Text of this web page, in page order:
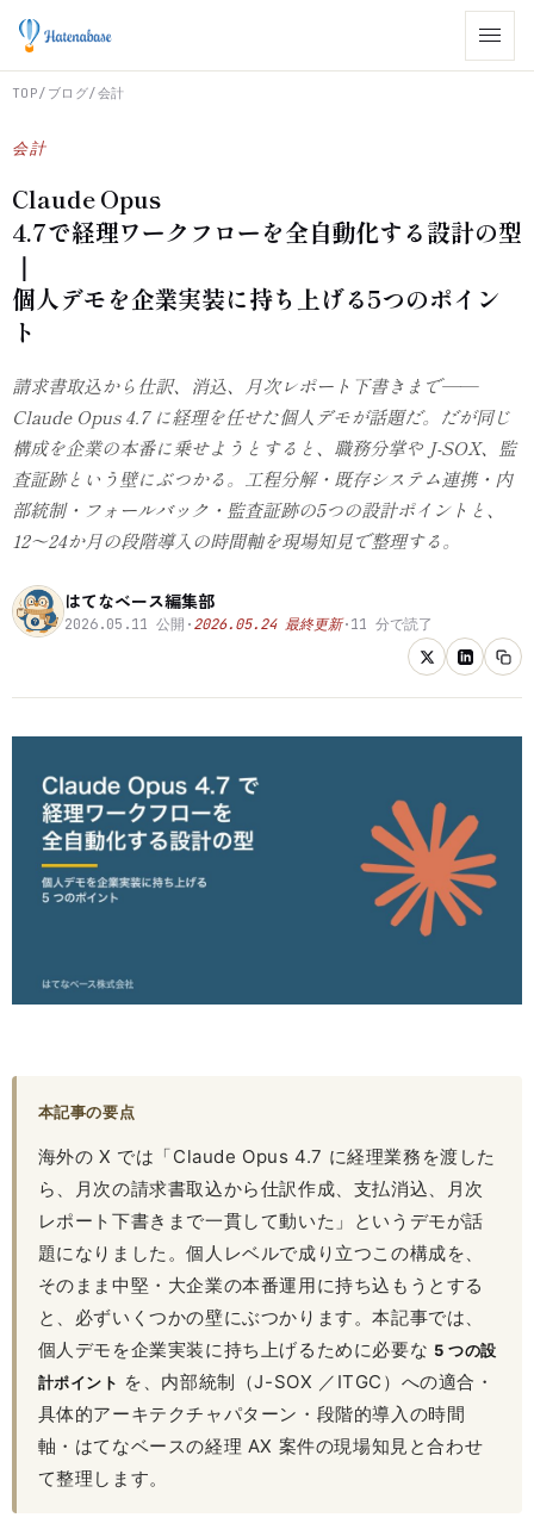
TOP/ ブログ/会計
会計
Claude Opus
4.7で経理ワークフローを全自動化する設計の型
｜
個人デモを企業実装に持ち上げる5つのポイン
ト
請求書取込から仕訳、消込、月次レポート下書きまで——
Claude Opus 4.7 に経理を任せた個人デモが話題だ。だが同じ
構成を企業の本番に乗せようとすると、職務分掌や J-SOX、監
査証跡という壁にぶつかる。工程分解・既存システム連携・内
部統制・フォールバック・監査証跡の5つの設計ポイントと、
12〜24か月の段階導入の時間軸を現場知見で整理する。
はてなベース編集部
2026.05.11 公開 ·2026.05.24最終更新·11 分で読了
本記事の要点
海外の X では「Claude Opus 4.7 に経理業務を渡した
ら、月次の請求書取込から仕訳作成、支払消込、月次
レポート下書きまで一貫して動いた」というデモが話
題になりました。個人レベルで成り立つこの構成を、
そのまま中堅・大企業の本番運用に持ち込もうとする
と、必ずいくつかの壁にぶつかります。本記事では、
個人デモを企業実装に持ち上げるために必要な 5 つの設
計ポイント を、内部統制（J-SOX ／ITGC）への適合・
具体的アーキテクチャパターン・段階的導入の時間
軸・はてなベースの経理 AX 案件の現場知見と合わせ
て整理します。